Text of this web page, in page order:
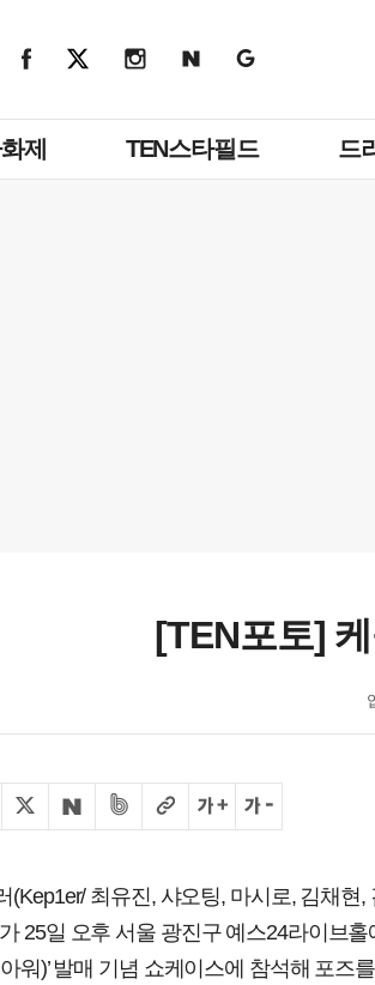
제 TEN스타필드 드
[TEN포토]
(Kep1er/ 최유진, 샤오팅, 마시로, 김채현
25일 오후 서울 광진구 예스24라이브홀
워)’ 발매 기념 쇼케이스에 참석해 포즈